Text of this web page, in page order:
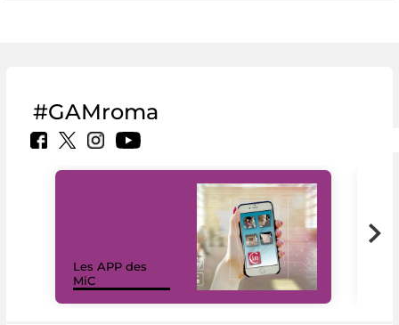
#GAMroma
Les APP des
MiC